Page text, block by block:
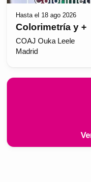
Hasta el 18 ago 2026
Colorimetría y +
COAJ Ouka Leele
Madrid